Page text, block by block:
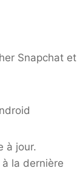
Snapchat et
à jour.
la dernière